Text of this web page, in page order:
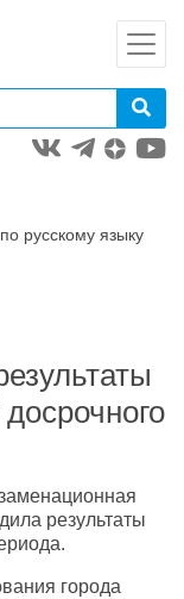
русскому языку
результаты
города